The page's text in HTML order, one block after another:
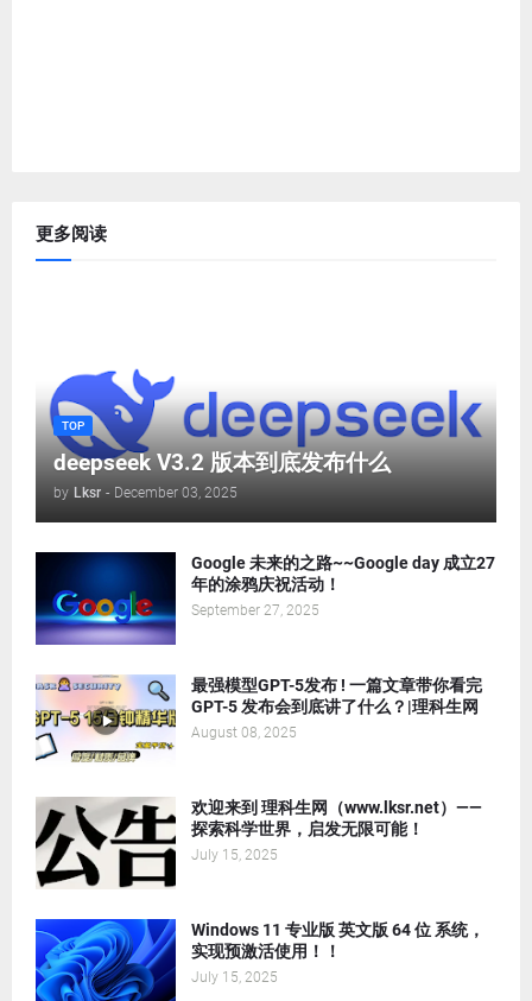
更多阅读
TOP
deepseek V3.2 版本到底发布什么
by Lksr - December 03, 2025
Google 未来的之路~~Google day 成立27
年的涂鸦庆祝活动！
September 27, 2025
最强模型GPT-5发布 ! 一篇文章带你看完
GPT-5 发布会到底讲了什么？|理科生网
August 08, 2025
欢迎来到 理科生网（www.lksr.net）——
探索科学世界，启发无限可能！
July 15, 2025
Windows 11 专业版 英文版 64 位 系统，
实现预激活使用！！
July 15, 2025